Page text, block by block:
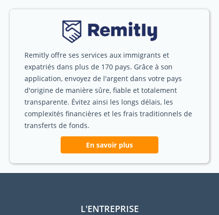
Remitly offre ses services aux immigrants et
expatriés dans plus de 170 pays. Grâce à son
application, envoyez de l'argent dans votre pays
d'origine de manière sûre, fiable et totalement
transparente. Évitez ainsi les longs délais, les
complexités financières et les frais traditionnels de
transferts de fonds.
En savoir plus
L'ENTREPRISE